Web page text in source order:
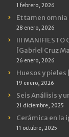
1 febrero, 2026
Et tamen
28 enero, 2026
III
[Gabriel Cruz
26 enero, 2026
Huesos y pieles
19 enero, 2026
Seis Análisis y
21 diciembre, 2025
Cerámica en la
11 octubre, 2025